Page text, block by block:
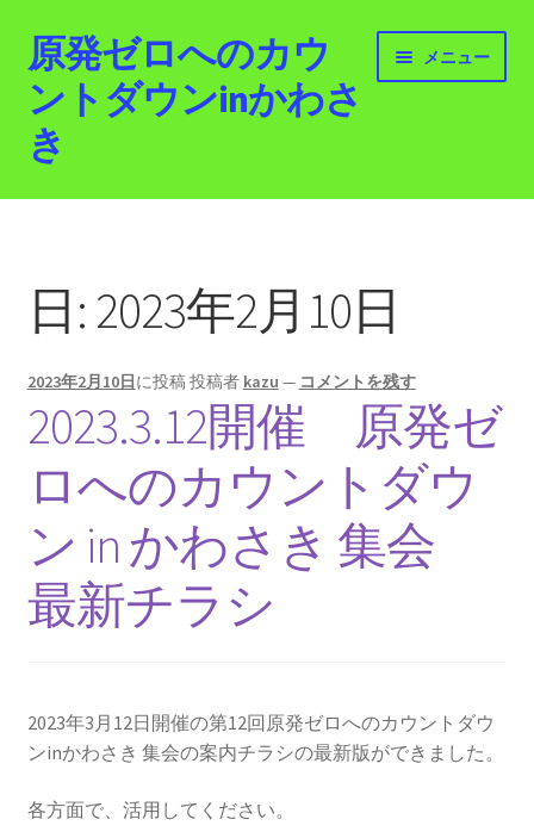
ナ
ビ
ゲ
ー
シ
キ
ッ
プ
コ
ン
テ
ン
ツ
プ
原発ゼロへのカウ
ントダウンinかわさ
き
メニュー
ホーム
活動紹介
2012.3.11 「原発ゼロへのカウントダウンinかわさ
き」「原発ゼロへの行進！誰でもデモ！」
原発ゼロ金曜日行動 inかわさき
2013.3.10 第２回原発ゼロへのカウントダウンinかわ
さき 集会
2014.3.16 第３回原発ゼロへのカウントダウンinかわ
2014.10.13 「今こそ９条inかわさき」大集会 第二分
科会【原発は人権問題だ】 福島からの発言
2022.3.13 第11回原発ゼロへのカウントダウンinかわ
日: 2023年2月10日
2023年2月10日に投稿投稿者 kazu — コメントを残す
2023.3.12開催 原発ゼ
ロへのカウントダウ
ン in かわさき 集会
最新チラシ
2023年3月12日開催の第12回原発ゼロへのカウントダウ
ンinかわさき 集会の案内チラシの最新版ができました。
各方面で、活用してください。